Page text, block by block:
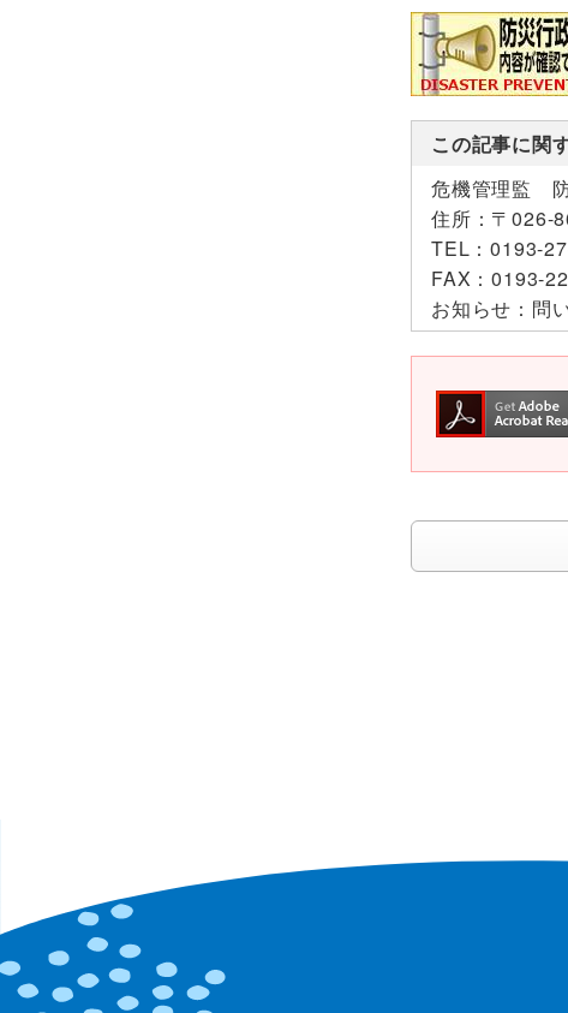
この記事に関
危機管理監
住所： 〒026-
TEL：0193-
FAX：0193-
お知らせ： 問